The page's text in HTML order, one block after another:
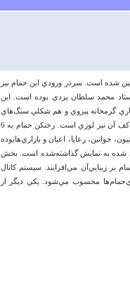
شده‌ است‌. سردر ورودي‌ اين‌ حمام‌ نيز
محمد سلطان‌ يزدي‌ بوده‌ است‌. اين‌
گرمخانه‌ پيروي‌ و هم‌ شكلي‌ سنگ‌هاي‌
كف‌ گرمخانه‌ با ساختمان‌سقف‌ است‌. اگر سقف‌ به‌ شكل‌ لوزي‌ است‌، سنگ‌ مقابل‌ كف‌ آن‌ نيز لوزي‌ است‌. رختكن‌ حمام‌ به‌ 6
رعايا، اعيان‌ و بازاري‌هابوده‌
شده‌ به‌ نمايش‌ گذاشته‌شده‌ است‌. بخش‌
زيبايي‌آن‌ مي‌افزايند. سيستم‌ كانال‌
محسوب‌ مي‌شود. يكي‌ ديگر از